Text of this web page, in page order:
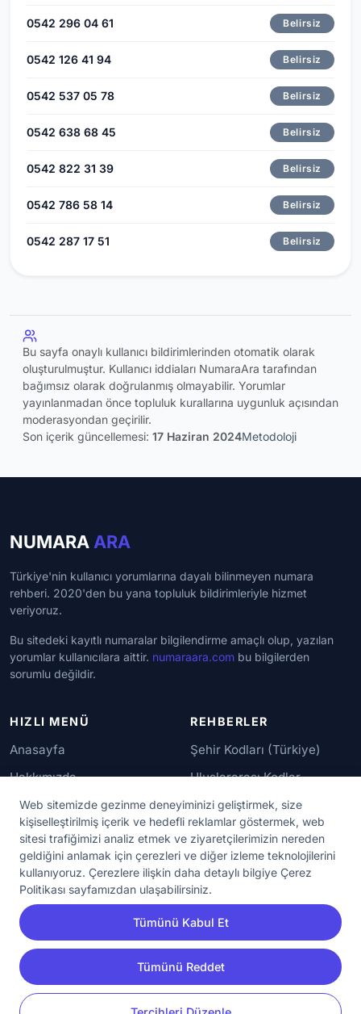
Web sitemizde gezinme deneyiminizi geliştirmek, size
kişiselleştirilmiş içerik ve hedefli reklamlar göstermek, web
sitesi trafiğimizi analiz etmek ve ziyaretçilerimizin nereden
geldiğini anlamak için çerezleri ve diğer izleme teknolojilerini
kullanıyoruz. Çerezlere ilişkin daha detaylı bilgiye Çerez
Politikası sayfamızdan ulaşabilirsiniz.
Tümünü Kabul Et
Tümünü Reddet
0542 296 04 61 Belirsiz
0542 126 41 94 Belirsiz
0542 537 05 78 Belirsiz
0542 638 68 45 Belirsiz
0542 822 31 39 Belirsiz
0542 786 58 14 Belirsiz
0542 287 17 51 Belirsiz
Bu sayfa onaylı kullanıcı bildirimlerinden otomatik olarak
oluşturulmuştur. Kullanıcı iddiaları NumaraAra tarafından
bağımsız olarak doğrulanmış olmayabilir. Yorumlar
yayınlanmadan önce topluluk kurallarına uygunluk açısından
moderasyondan geçirilir.
Son içerik güncellemesi: 17 Haziran 2024Metodoloji
NUMARA ARA
Türkiye'nin kullanıcı yorumlarına dayalı bilinmeyen numara
rehberi. 2020'den bu yana topluluk bildirimleriyle hizmet
veriyoruz.
Bu sitedeki kayıtlı numaralar bilgilendirme amaçlı olup, yazılan
yorumlar kullanıcılara aittir. numaraara.com bu bilgilerden
sorumlu değildir.
HIZLI MENÜ
Anasayfa
Hakkımızda
İletişim
REHBERLER
Şehir Kodları (Türkiye)
Uluslararası Kodlar
Güvenilir Numaralar
YASAL KORUMA
Kullanım Koşulları
Gizlilik Sözleşmesi
KVKK Aydınlatma Metni
Çerez Ayarları